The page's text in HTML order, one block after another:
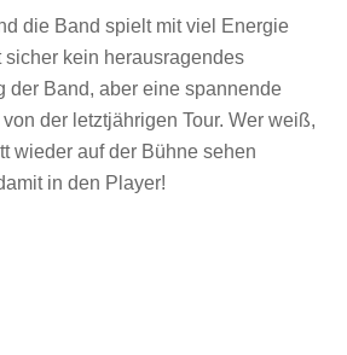
die Band spielt mit viel Energie
kein herausragendes
der Band, aber eine spannende
der letztjährigen Tour. Wer weiß,
wieder auf der Bühne sehen
in den Player!